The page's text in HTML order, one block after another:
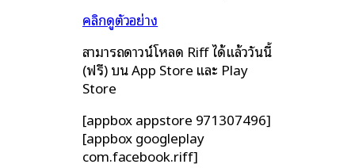
คลิกดูตัวอย่าง
สามารถดาวน์โหลด Riff ได้แล้ววันนี้
(ฟรี) บน App Store และ Play
Store
[appbox appstore 971307496]
[appbox googleplay
com.facebook.riff]